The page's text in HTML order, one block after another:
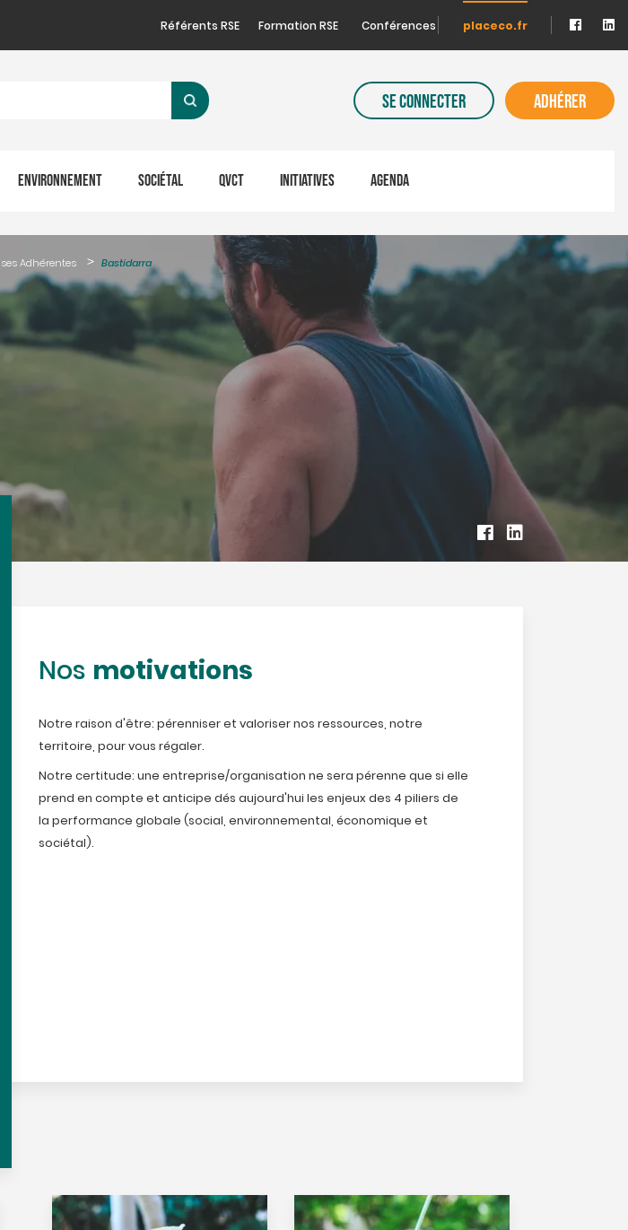
Référents RSE Formation RSE Conférences placeco.fr
SE CONNECTER ADHÉRER
ENVIRONNEMENT SOCIÉTAL QVCT INITIATIVES AGENDA
Adhérentes Bastidarra
Nos motivations
Notre raison d'être: pérenniser et valoriser nos ressources, notre
territoire, pour vous régaler.
Notre certitude: une entreprise/organisation ne sera pérenne que si elle
prend en compte et anticipe dés aujourd'hui les enjeux des 4 piliers de
la performance globale (social, environnemental, économique et
sociétal).